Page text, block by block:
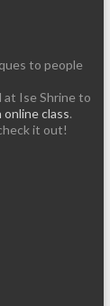
to people
at Ise Shrine to
online class.
it out!